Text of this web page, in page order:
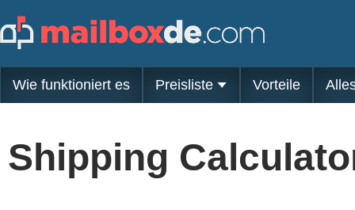
Wie funktioniert es Preisliste Vorteile
Shipping